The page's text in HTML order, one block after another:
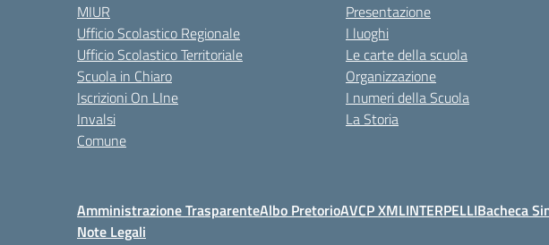
MIUR
Ufficio Scolastico Regionale
Ufficio Scolastico Territoriale
Scuola in Chiaro
Iscrizioni On LIne
Invalsi
Comune
Presentazione
I luoghi
Le carte della scuola
Organizzazione
I numeri della Scuola
La Storia
Amministrazione TrasparenteAlbo PretorioAVCP XMLINTERPELLIBacheca
Note Legali